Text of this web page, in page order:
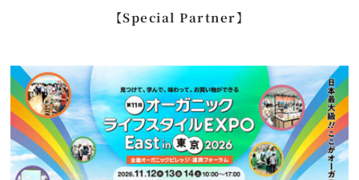
【Special Partner】